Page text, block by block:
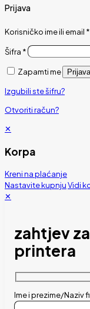
Prijava
Korisničko ime ili email *
Šifra *
Zapamti me Prijava
Izgubili ste šifru?
Otvoriti račun?
✕
Korpa
Kreni na plaćanje
Nastavite kupnjuVidi
✕
zahtjev
printera
Ime i prezime/Naziv